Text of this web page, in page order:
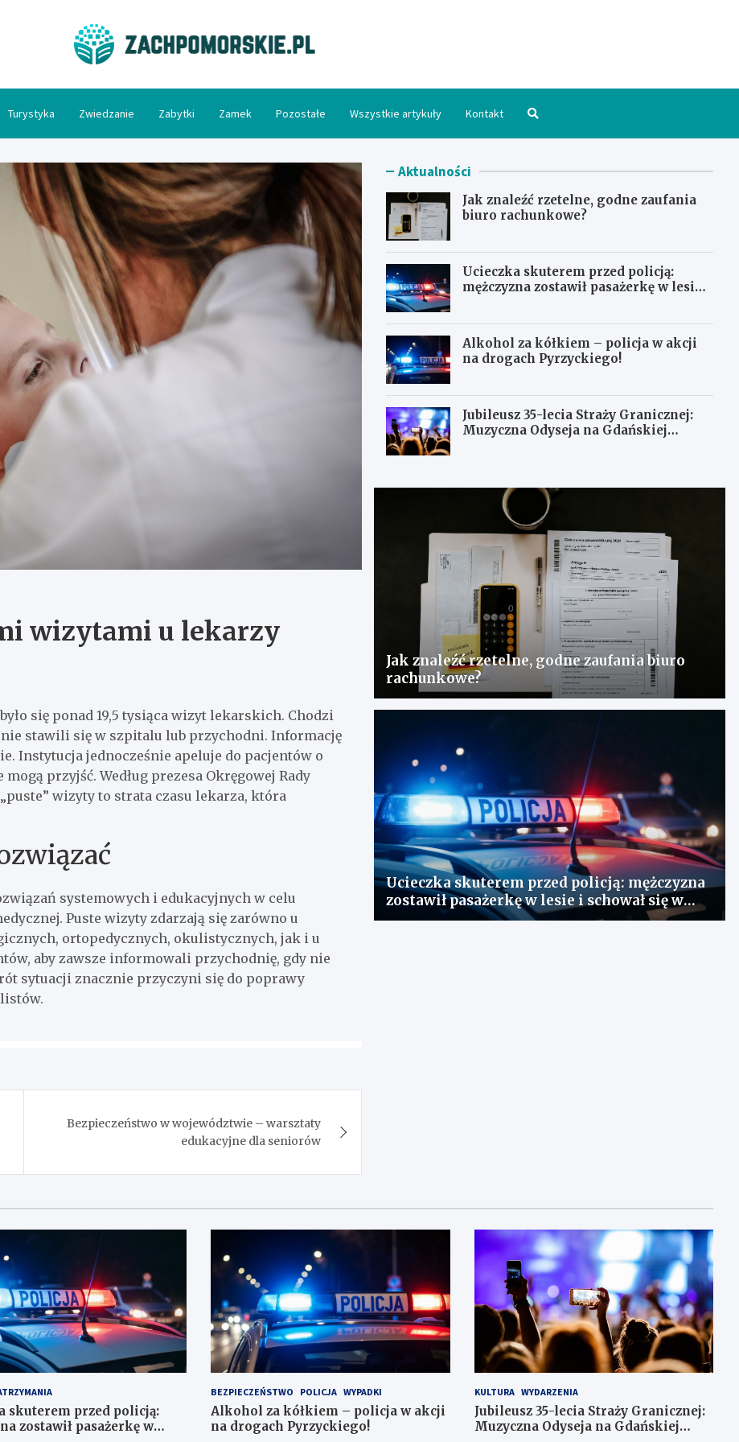
Turystyka Zwiedzanie Zabytki Zamek Pozostałe Wszystkie artykuły Kontakt
wizytami u lekarzy
się ponad 19,5 tysiąca wizyt lekarskich. Chodzi
stawili się w szpitalu lub przychodni. Informację
Instytucja jednocześnie apeluje do pacjentów o
przyjść. Według prezesa Okręgowej Rady
wizyty to strata czasu lekarza, która
systemowych i edukacyjnych w celu
Puste wizyty zdarzają się zarówno u
ortopedycznych, okulistycznych, jak i u
aby zawsze informowali przychodnię, gdy nie
sytuacji znacznie przyczyni się do poprawy
Bezpieczeństwo w województwie – warsztaty
edukacyjne dla seniorów
Aktualności
Jak znaleźć rzetelne, godne zaufania
biuro rachunkowe?
Ucieczka skuterem przed policją:
mężczyzna zostawił pasażerkę w lesie i
Alkohol za kółkiem – policja w akcji
na drogach Pyrzyckiego!
Jubileusz 35-lecia Straży Granicznej:
Muzyczna Odyseja na Gdańskiej
Jak znaleźć rzetelne, godne zaufania biuro
rachunkowe?
Ucieczka skuterem przed policją: mężczyzna
zostawił pasażerkę w lesie i schował się w
lodówce
skuterem przed policją:
zostawił pasażerkę w
BEZPIECZEŃSTWO POLICJA WYPADKI
Alkohol za kółkiem – policja w akcji
na drogach Pyrzyckiego!
KULTURA WYDARZENIA
Jubileusz 35-lecia Straży Granicznej:
Muzyczna Odyseja na Gdańskiej